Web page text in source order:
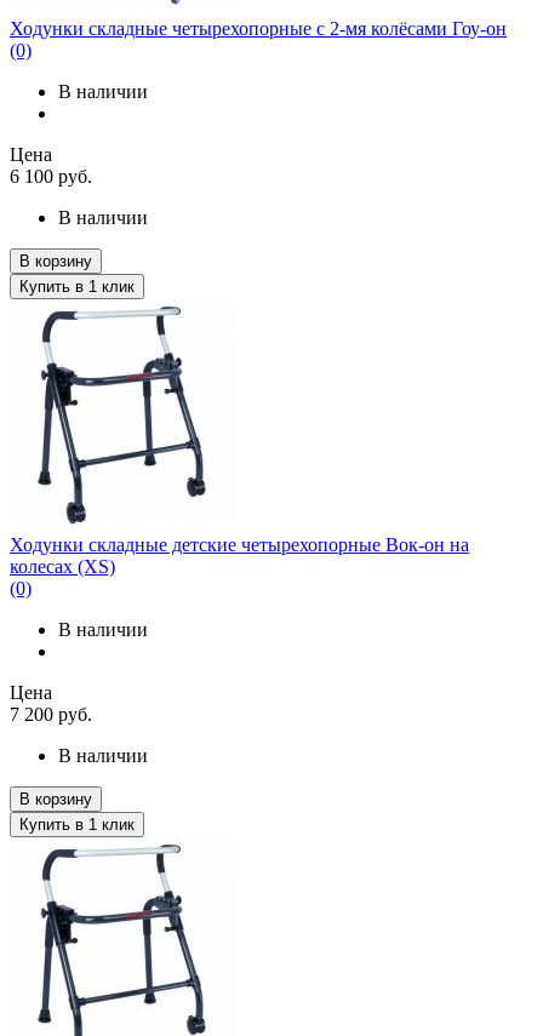
Ходунки складные четырехопорные с 2-мя колёсами Гоу-он
(0)
В наличии
Цена
6 100 руб.
В наличии
В корзину
Купить в 1 клик
Ходунки складные детские четырехопорные Вок-он на
колесах (XS)
(0)
В наличии
Цена
7 200 руб.
В наличии
В корзину
Купить в 1 клик